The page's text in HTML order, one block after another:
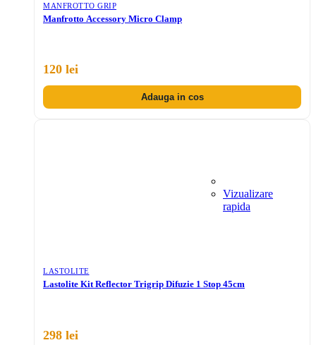
MANFROTTO GRIP
Manfrotto Accessory Micro Clamp
120 lei
Adauga in cos
Vizualizare
rapida
LASTOLITE
Lastolite Kit Reflector Trigrip Difuzie 1 Stop 45cm
298 lei